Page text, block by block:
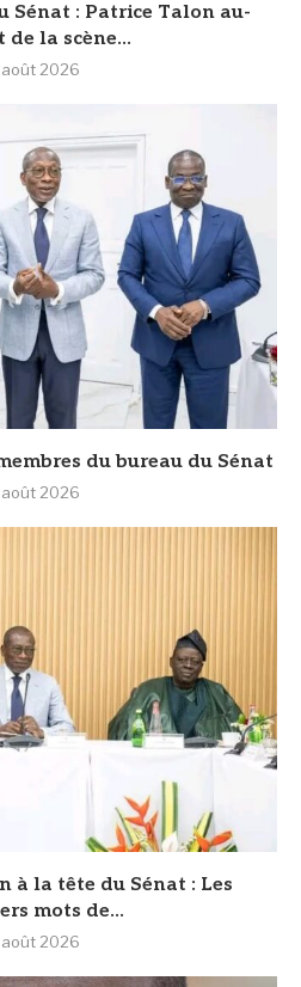
Sénat : Patrice Talon au-
de la scène...
2026
du bureau du Sénat
2026
à la tête du Sénat : Les
mots de...
2026